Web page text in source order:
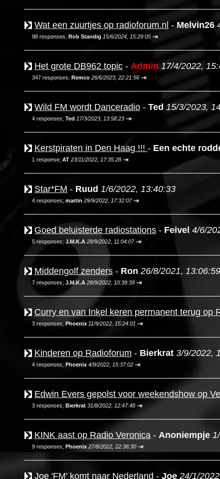
Wat een zuurtjes op radioforum.nl - Melvin26
98 responses; Rob Standig 15/6/2024, 15:29:05 ⇥
Het grote DB962 topic - Admin 17/4/2022,
347 responses; Remco 26/6/2023, 22:21:56 ⇥
Wild FM wordt Danceradio - Ted 15/3/2023,
4 responses; Ted 17/3/2023, 13:58:23 ⇥
Kerstpiraten in Den Haag !!! - Een echte
1 response; AT 23/11/2022, 17:35:28 ⇥
Star*FM - Ruud 1/6/2022, 13:40:33
4 responses; martin 29/9/2022, 17:32:07 ⇥
Goed beluisterde radiostations - Feivel 4/6/
5 responses; J.M.K.A 28/9/2022, 11:04:07 ⇥
Middengolf zenders - Ron 26/8/2021, 13:06:59
7 responses; J.M.K.A 28/9/2022, 10:39:39 ⇥
Curry en van Inkel keren permanent terug op
3 responses; Phoenix 11/9/2022, 15:24:01 ⇥
Kinderen op Radioforum - Bierkrat 3/9/2022,
4 responses; Phoenix 4/9/2022, 15:37:02 ⇥
Edwin Evers gepolst voor weekendshow op
3 responses; Bierkrat 31/8/2022, 12:47:48 ⇥
KINK aast op Radio Veronica - Anoniempje
9 responses; Phoenix 27/8/2022, 22:36:30 ⇥
Joe 'FM' komt naar Nederland - Joe 24/1/